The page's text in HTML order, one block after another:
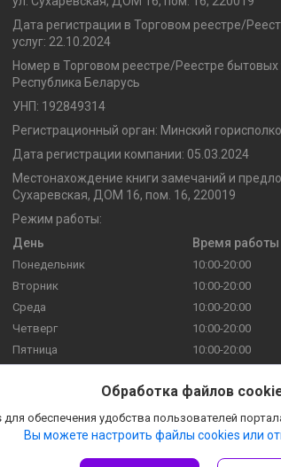
Дата регистрации в Торговом реестре/
услуг: 22.10.2024
Номер в Торговом реестре/Реестре бытовых
Республика Беларусь
УНП: 192849314
Регистрационный орган: Минский
Дата регистрации компании: 05.03.2024
Местонахождение книги замечаний и
Сухаревская, ДОМ 16, пом. 16, 220019
Режим работы:
День
Время работы
Понедельник
10:00-20:00
Вторник
10:00-20:00
Среда
10:00-20:00
Четверг
10:00-20:00
Пятница
10:00-20:00
10:00-20:00
Обработка файлов
обеспечения удобства пользователей
Вы можете настроить файлы cookies или